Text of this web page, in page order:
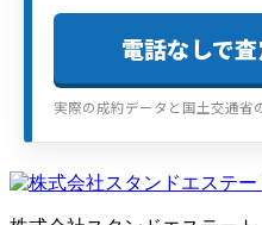
電話なしで
実際の成約データと国土交通省